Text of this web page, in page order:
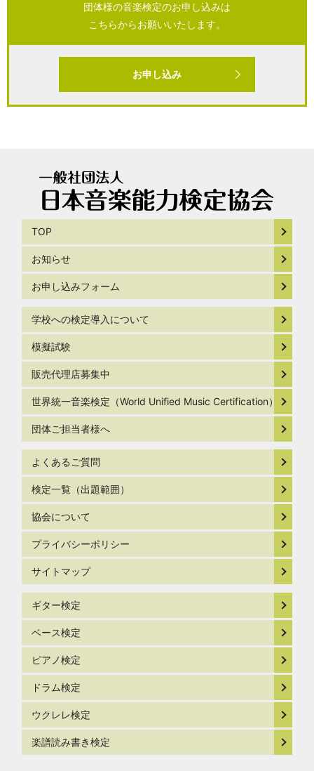
団体様の音楽検定のお申し込みは
こちらからお願いいたします。
お申し込み
TOP
お知らせ
お申し込みフォーム
学校への検定導入について
模擬試験
販売代理店募集中
世界統一音楽検定（World Unified Music Certification）
団体ご担当者様へ
よくあるご質問
検定一覧（出題範囲）
協会について
プライバシーポリシー
サイトマップ
ギター検定
ベース検定
ピアノ検定
ドラム検定
ウクレレ検定
楽譜読み書き検定